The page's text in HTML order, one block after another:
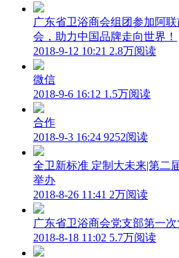
广东省卫浴商会组团参加阿
会，助力中国品牌走向世界！
2018-9-12 10:21 2.8万阅读
微信
2018-9-6 16:12 1.5万阅读
合作
2018-9-3 16:24 9252阅读
全卫新标准 定制大未来|第二
举办
2018-8-26 11:41 2万阅读
广东省卫浴商会党支部第一
2018-8-18 11:02 5.7万阅读